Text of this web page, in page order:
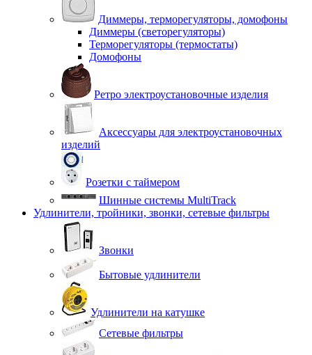
Диммеры, терморегуляторы, домофоны
Диммеры (светорегуляторы)
Терморегуляторы (термостаты)
Домофоны
Ретро электроустановочные изделия
Аксессуары для электроустановочных
изделий
Розетки с таймером
Шинные системы MultiTrack
Удлинители, тройники, звонки, сетевые фильтры
Звонки
Бытовые удлинители
Удлинители на катушке
Сетевые фильтры